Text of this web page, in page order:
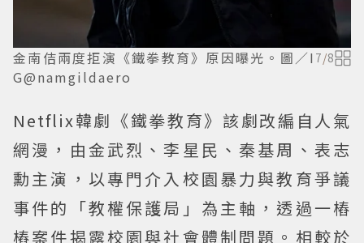
金南佶兩度拒演《鐵拳教育》原因曝光。圖／I
G@namgildaero
7/8
Netflix韓劇《鐵拳教育》該劇改編自人氣
網漫，由金武烈、李星民、秦基周、表志
勳主演，以專門介入校園暴力與教育爭議
事件的「教權保護局」為主軸，透過一樁
樁案件揭露校園與社會體制問題。相較於